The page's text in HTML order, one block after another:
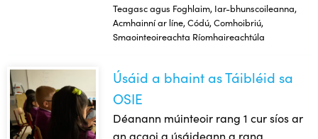
Teagasc agus Foghlaim, Iar-bhunscoileanna,
Acmhainní ar líne, Códú, Comhoibriú,
Smaointeoireachta Ríomhaireachtúla
Úsáid a bhaint as Táibléid sa OSIEÚsáid a bhaint as Táibléid sa
OSIE
Déanann múinteoir rang 1 cur síos ar
an gcaoi a úsáideann a rang